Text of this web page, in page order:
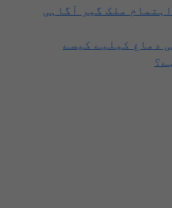
ملک گیر آگاہی
دماغ کیلیے کیسے